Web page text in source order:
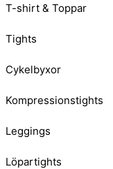
T-shirt & Toppar
Tights
Cykelbyxor
Kompressionstights
Leggings
Löpartights